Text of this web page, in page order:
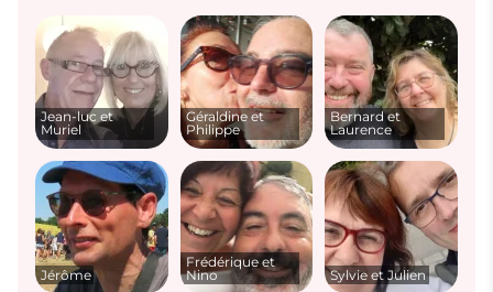
Jean-luc et
Muriel
Géraldine et
Philippe
Bernard et
Laurence
Jérôme
Frédérique et
Nino
Sylvie et Julien